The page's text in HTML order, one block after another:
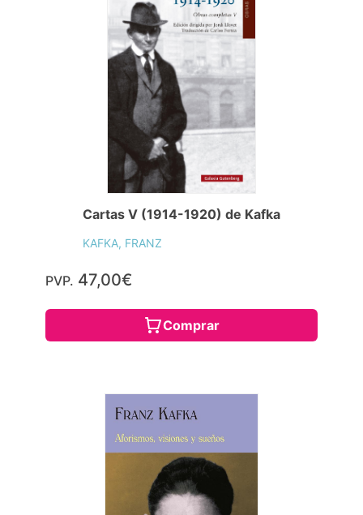
Cartas V (1914-1920) de Kafka
KAFKA, FRANZ
PVP. 47,00€
Comprar